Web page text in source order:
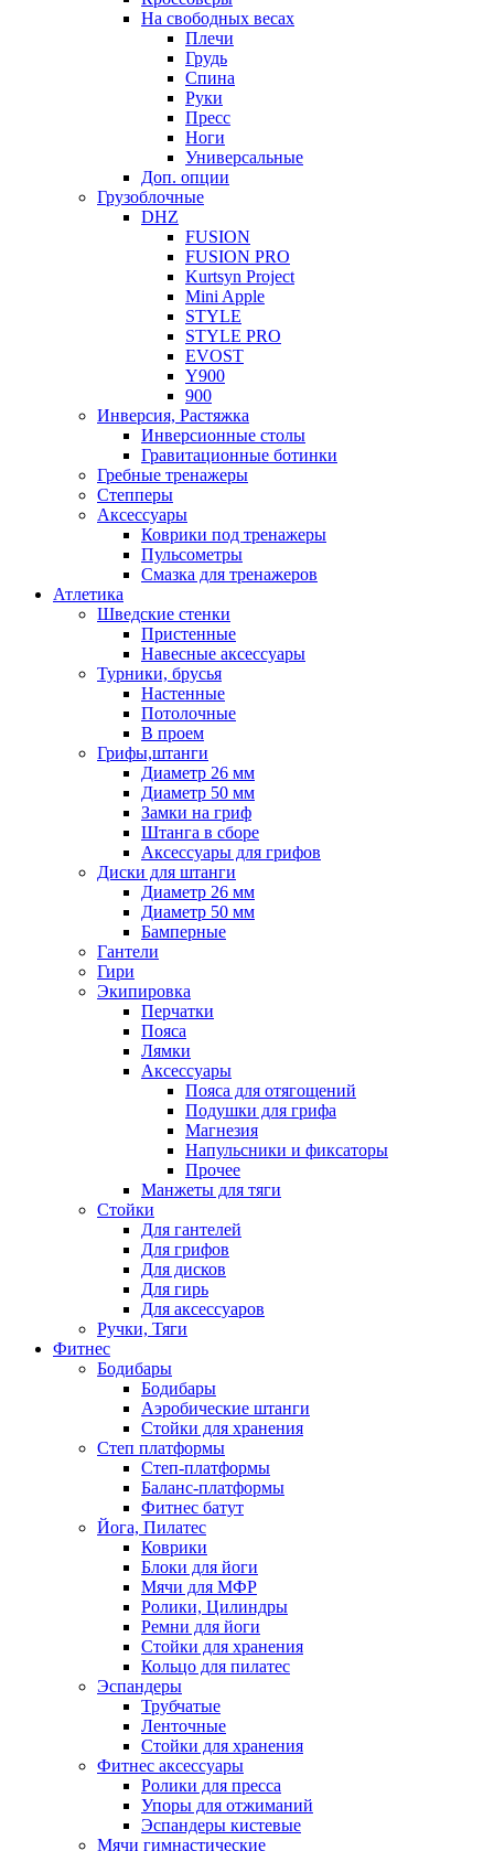
На свободных весах
Плечи
Грудь
Спина
Руки
Пресс
Ноги
Универсальные
Доп. опции
Грузоблочные
DHZ
FUSION
FUSION PRO
Kurtsyn Project
Mini Apple
STYLE
STYLE PRO
EVOST
Y900
900
Инверсия, Растяжка
Инверсионные столы
Гравитационные ботинки
Гребные тренажеры
Степперы
Аксессуары
Коврики под тренажеры
Пульсометры
Смазка для тренажеров
Атлетика
Шведские стенки
Пристенные
Навесные аксессуары
Турники, брусья
Настенные
Потолочные
В проем
Грифы,штанги
Диаметр 26 мм
Диаметр 50 мм
Замки на гриф
Штанга в сборе
Аксессуары для грифов
Диски для штанги
Диаметр 26 мм
Диаметр 50 мм
Бамперные
Гантели
Гири
Экипировка
Перчатки
Пояса
Лямки
Аксессуары
Пояса для отягощений
Подушки для грифа
Магнезия
Напульсники и фиксаторы
Прочее
Манжеты для тяги
Стойки
Для гантелей
Для грифов
Для дисков
Для гирь
Для аксессуаров
Ручки, Тяги
Фитнес
Бодибары
Бодибары
Аэробические штанги
Стойки для хранения
Степ платформы
Степ-платформы
Баланс-платформы
Фитнес батут
Йога, Пилатес
Коврики
Блоки для йоги
Мячи для МФР
Ролики, Цилиндры
Ремни для йоги
Стойки для хранения
Кольцо для пилатес
Эспандеры
Трубчатые
Ленточные
Стойки для хранения
Фитнес аксессуары
Ролики для пресса
Упоры для отжиманий
Эспандеры кистевые
Мячи гимнастические